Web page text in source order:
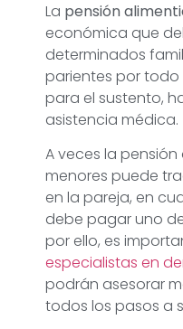
La pensión
económica que
determinados
parientes por todo
para el sustento,
asistencia médica.
A veces la
menores puede
en la pareja, en
debe pagar uno
por ello, es
especialistas en
podrán asesorar
todos los pasos a